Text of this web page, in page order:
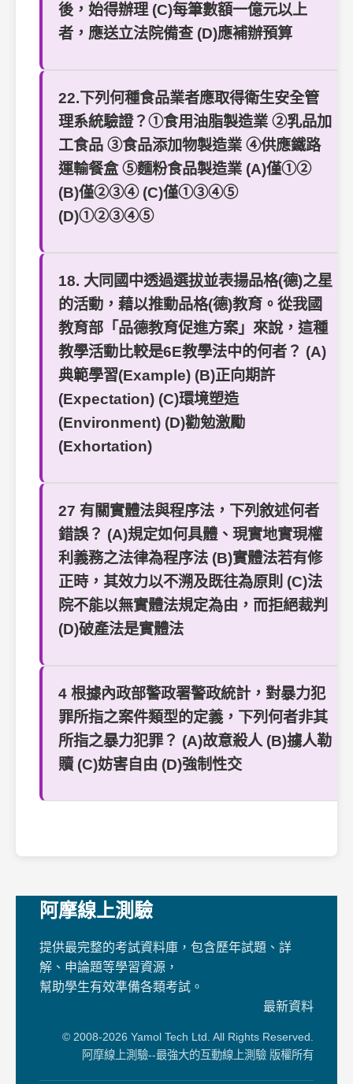
後，始得辦理 (C)每筆數額一億元以上
者，應送立法院備查 (D)應補辦預算
22.下列何種食品業者應取得衛生安全管
理系統驗證？①食用油脂製造業 ②乳品加
工食品 ③食品添加物製造業 ④供應鐵路
運輸餐盒 ⑤麵粉食品製造業 (A)僅①②
(B)僅②③④ (C)僅①③④⑤
(D)①②③④⑤
18. 大同國中透過選拔並表揚品格(德)之星
的活動，藉以推動品格(德)教育。從我國
教育部「品德教育促進方案」來說，這種
教學活動比較是6E教學法中的何者？ (A)
典範學習(Example) (B)正向期許
(Expectation) (C)環境塑造
(Environment) (D)勸勉激勵
(Exhortation)
27 有關實體法與程序法，下列敘述何者
錯誤？ (A)規定如何具體、現實地實現權
利義務之法律為程序法 (B)實體法若有修
正時，其效力以不溯及既往為原則 (C)法
院不能以無實體法規定為由，而拒絕裁判
(D)破產法是實體法
4 根據內政部警政署警政統計，對暴力犯
罪所指之案件類型的定義，下列何者非其
所指之暴力犯罪？ (A)故意殺人 (B)擄人勒
贖 (C)妨害自由 (D)強制性交
阿摩線上測驗
提供最完整的考試資料庫，包含歷年試題、詳
解、申論題等學習資源，
幫助學生有效準備各類考試。
最新資料
© 2008-2026 Yamol Tech Ltd. All Rights Reserved.
阿摩線上測驗--最強大的互動線上測驗 版權所有